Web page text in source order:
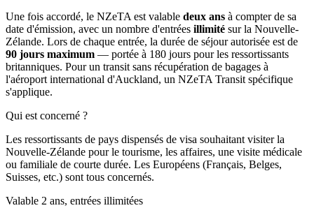
Une fois accordé, le NZeTA est valable deux ans à compter de sa
date d'émission, avec un nombre d'entrées illimité sur la Nouvelle-
Zélande. Lors de chaque entrée, la durée de séjour autorisée est de
90 jours maximum — portée à 180 jours pour les ressortissants
britanniques. Pour un transit sans récupération de bagages à
l'aéroport international d'Auckland, un NZeTA Transit spécifique
s'applique.
Qui est concerné ?
Les ressortissants de pays dispensés de visa souhaitant visiter la
Nouvelle-Zélande pour le tourisme, les affaires, une visite médicale
ou familiale de courte durée. Les Européens (Français, Belges,
Suisses, etc.) sont tous concernés.
Valable 2 ans, entrées illimitées